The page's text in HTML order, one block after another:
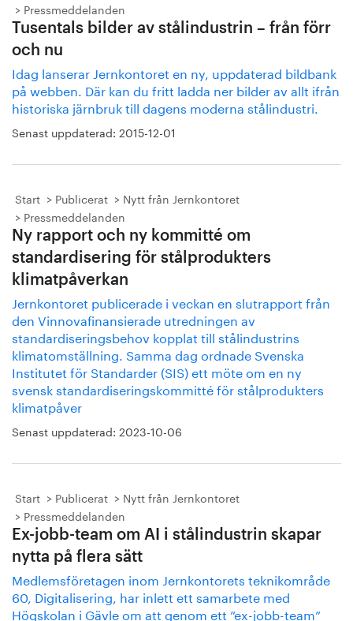
Pressmeddelanden
Tusentals bilder av stålindustrin – från förr
och nu
Idag lanserar Jernkontoret en ny, uppdaterad bildbank
på webben. Där kan du fritt ladda ner bilder av allt ifrån
historiska järnbruk till dagens moderna stålindustri.
Senast uppdaterad: 2015-12-01
Start Publicerat
Nytt från Jernkontoret
Pressmeddelanden
Ny rapport och ny kommitté om
standardisering för stålprodukters
klimatpåverkan
Jernkontoret publicerade i veckan en slutrapport från
den Vinnovafinansierade utredningen av
standardiseringsbehov kopplat till stålindustrins
klimatomställning. Samma dag ordnade Svenska
Institutet för Standarder (SIS) ett möte om en ny
svensk standardiseringskommitté för stålprodukters
klimatpåver
Senast uppdaterad: 2023-10-06
Start Publicerat
Nytt från Jernkontoret
Pressmeddelanden
Ex-jobb-team om AI i stålindustrin skapar
nytta på flera sätt
Medlemsföretagen inom Jernkontorets teknikområde
60, Digitalisering, har inlett ett samarbete med
Högskolan i Gävle om att genom ett ”ex-jobb-team”